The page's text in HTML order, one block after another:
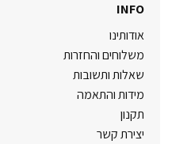
INFO
אודותינו
משלוחים והחזרות
שאלות ותשובות
מידות והתאמה
תקנון
יצירת קשר